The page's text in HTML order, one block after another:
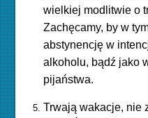
wielkiej modlitwie o
Zachęcamy, by w
abstynencję w
alkoholu, bądź jako
pijaństwa.
Trwają wakacje, nie